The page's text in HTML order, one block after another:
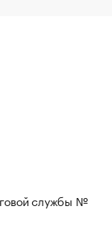
службы №